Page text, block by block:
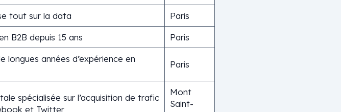
tout sur la data
Paris
B2B depuis 15 ans Paris
longues années d’expérience en
Paris
spécialisée sur l’acquisition de trafic
et Twitter
Mont
Saint-